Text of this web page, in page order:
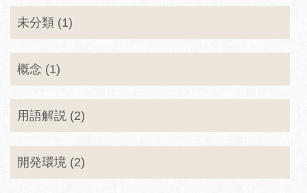
未分類 (1)
概念 (1)
用語解説 (2)
開発環境 (2)